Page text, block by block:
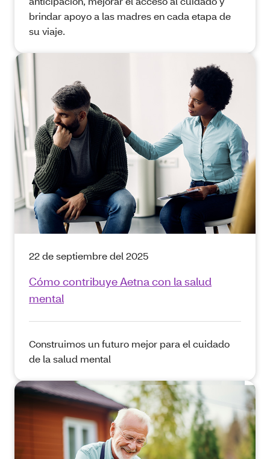
brindar apoyo a las madres en cada etapa de
su viaje.
22 de septiembre del 2025
Cómo contribuye Aetna con la salud
mental
Construimos un futuro mejor para el cuidado
de la salud mental